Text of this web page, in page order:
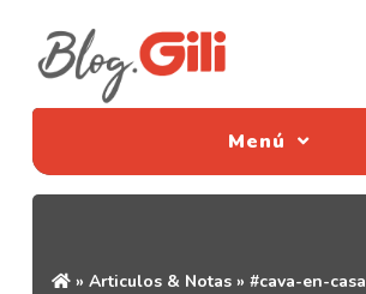
Menú
»Articulos & Notas »#cava-en-casa